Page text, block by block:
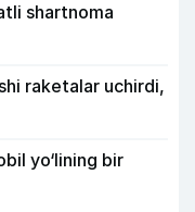
shartnoma
raketalar uchirdi,
yo‘lining bir